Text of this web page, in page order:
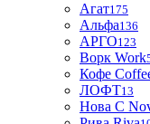
Агат175
Альфа136
АРГО123
Ворк Work
Кофе
ЛОФТ13
Нова С